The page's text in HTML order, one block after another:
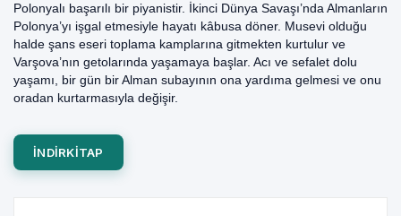
Polonyalı başarılı bir piyanistir. İkinci Dünya Savaşı’nda Almanların
Polonya’yı işgal etmesiyle hayatı kâbusa döner. Musevi olduğu
halde şans eseri toplama kamplarına gitmekten kurtulur ve
Varşova’nın getolarında yaşamaya başlar. Acı ve sefalet dolu
yaşamı, bir gün bir Alman subayının ona yardıma gelmesi ve onu
oradan kurtarmasıyla değişir.
INDIRKITAP